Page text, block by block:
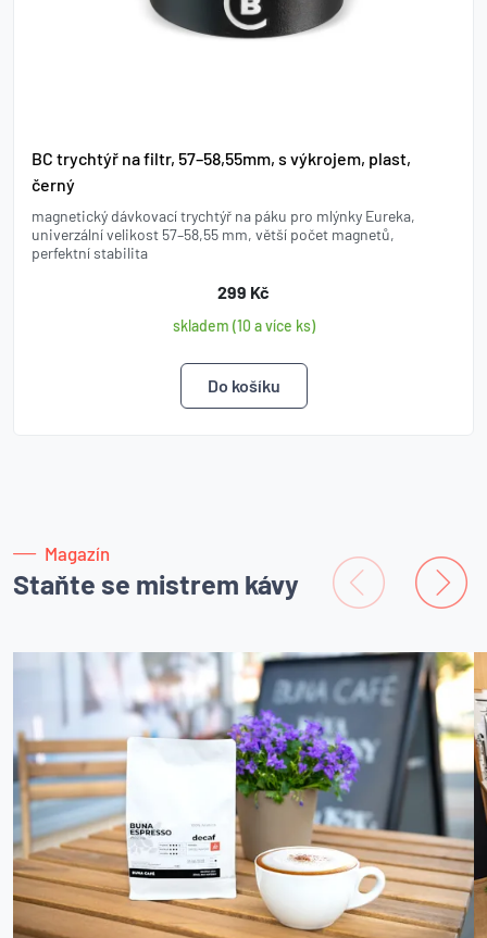
BC trychtýř na filtr, 57–58,55mm, s výkrojem, plast,
černý
magnetický dávkovací trychtýř na páku pro mlýnky Eureka,
univerzální velikost 57–58,55 mm, větší počet magnetů,
perfektní stabilita
299 Kč
skladem (10 a více ks)
Magazín
Staňte se mistrem kávy